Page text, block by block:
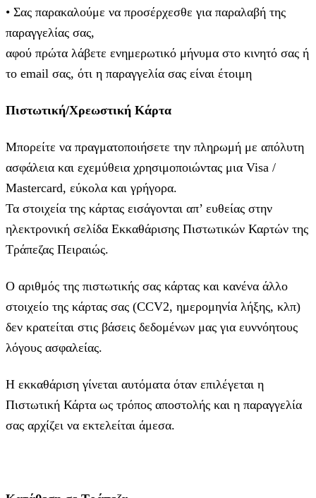
• Σας παρακαλούμε να προσέρχεσθε για παραλαβή της
παραγγελίας σας,
αφού πρώτα λάβετε ενημερωτικό μήνυμα στο κινητό σας ή
το email σας, ότι η παραγγελία σας είναι έτοιμη
Πιστωτική/Χρεωστική Κάρτα
Μπορείτε να πραγματοποιήσετε την πληρωμή με απόλυτη
ασφάλεια και εχεμύθεια χρησιμοποιώντας μια Visa /
Mastercard, εύκολα και γρήγορα.
Τα στοιχεία της κάρτας εισάγoνται απ’ ευθείας στην
ηλεκτρονική σελίδα Εκκαθάρισης Πιστωτικών Καρτών της
Τράπεζας Πειραιώς.
Ο αριθμός της πιστωτικής σας κάρτας και κανένα άλλο
στοιχείο της κάρτας σας (CCV2, ημερομηνία λήξης, κλπ)
δεν κρατείται στις βάσεις δεδομένων μας για ευννόητους
λόγους ασφαλείας.
Η εκκαθάριση γίνεται αυτόματα όταν επιλέγεται η
Πιστωτική Κάρτα ως τρόπος αποστολής και η παραγγελία
σας αρχίζει να εκτελείται άμεσα.